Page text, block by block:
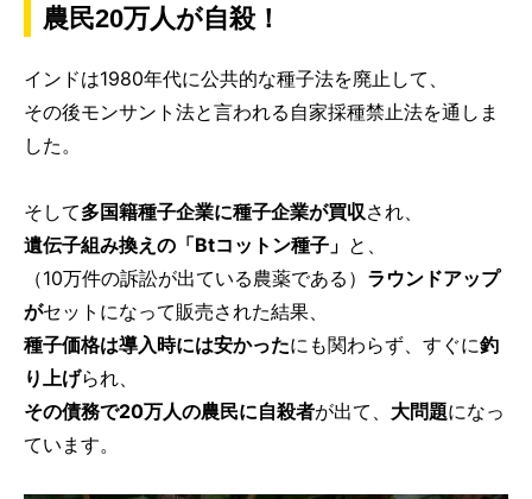
農民20万人が自殺！
インドは1980年代に公共的な種子法を廃止して、
その後モンサント法と言われる自家採種禁止法を通しま
した。
そして多国籍種子企業に種子企業が買収され、
遺伝子組み換えの「Btコットン種子」 と、
（10万件の訴訟が出ている農薬である） ラウンドアップ
がセットになって販売された結果、
種子価格は導入時には安かったにも関わらず、すぐに釣
り上げられ、
その債務で20万人の農民に自殺者が出て、 大問題になっ
ています。